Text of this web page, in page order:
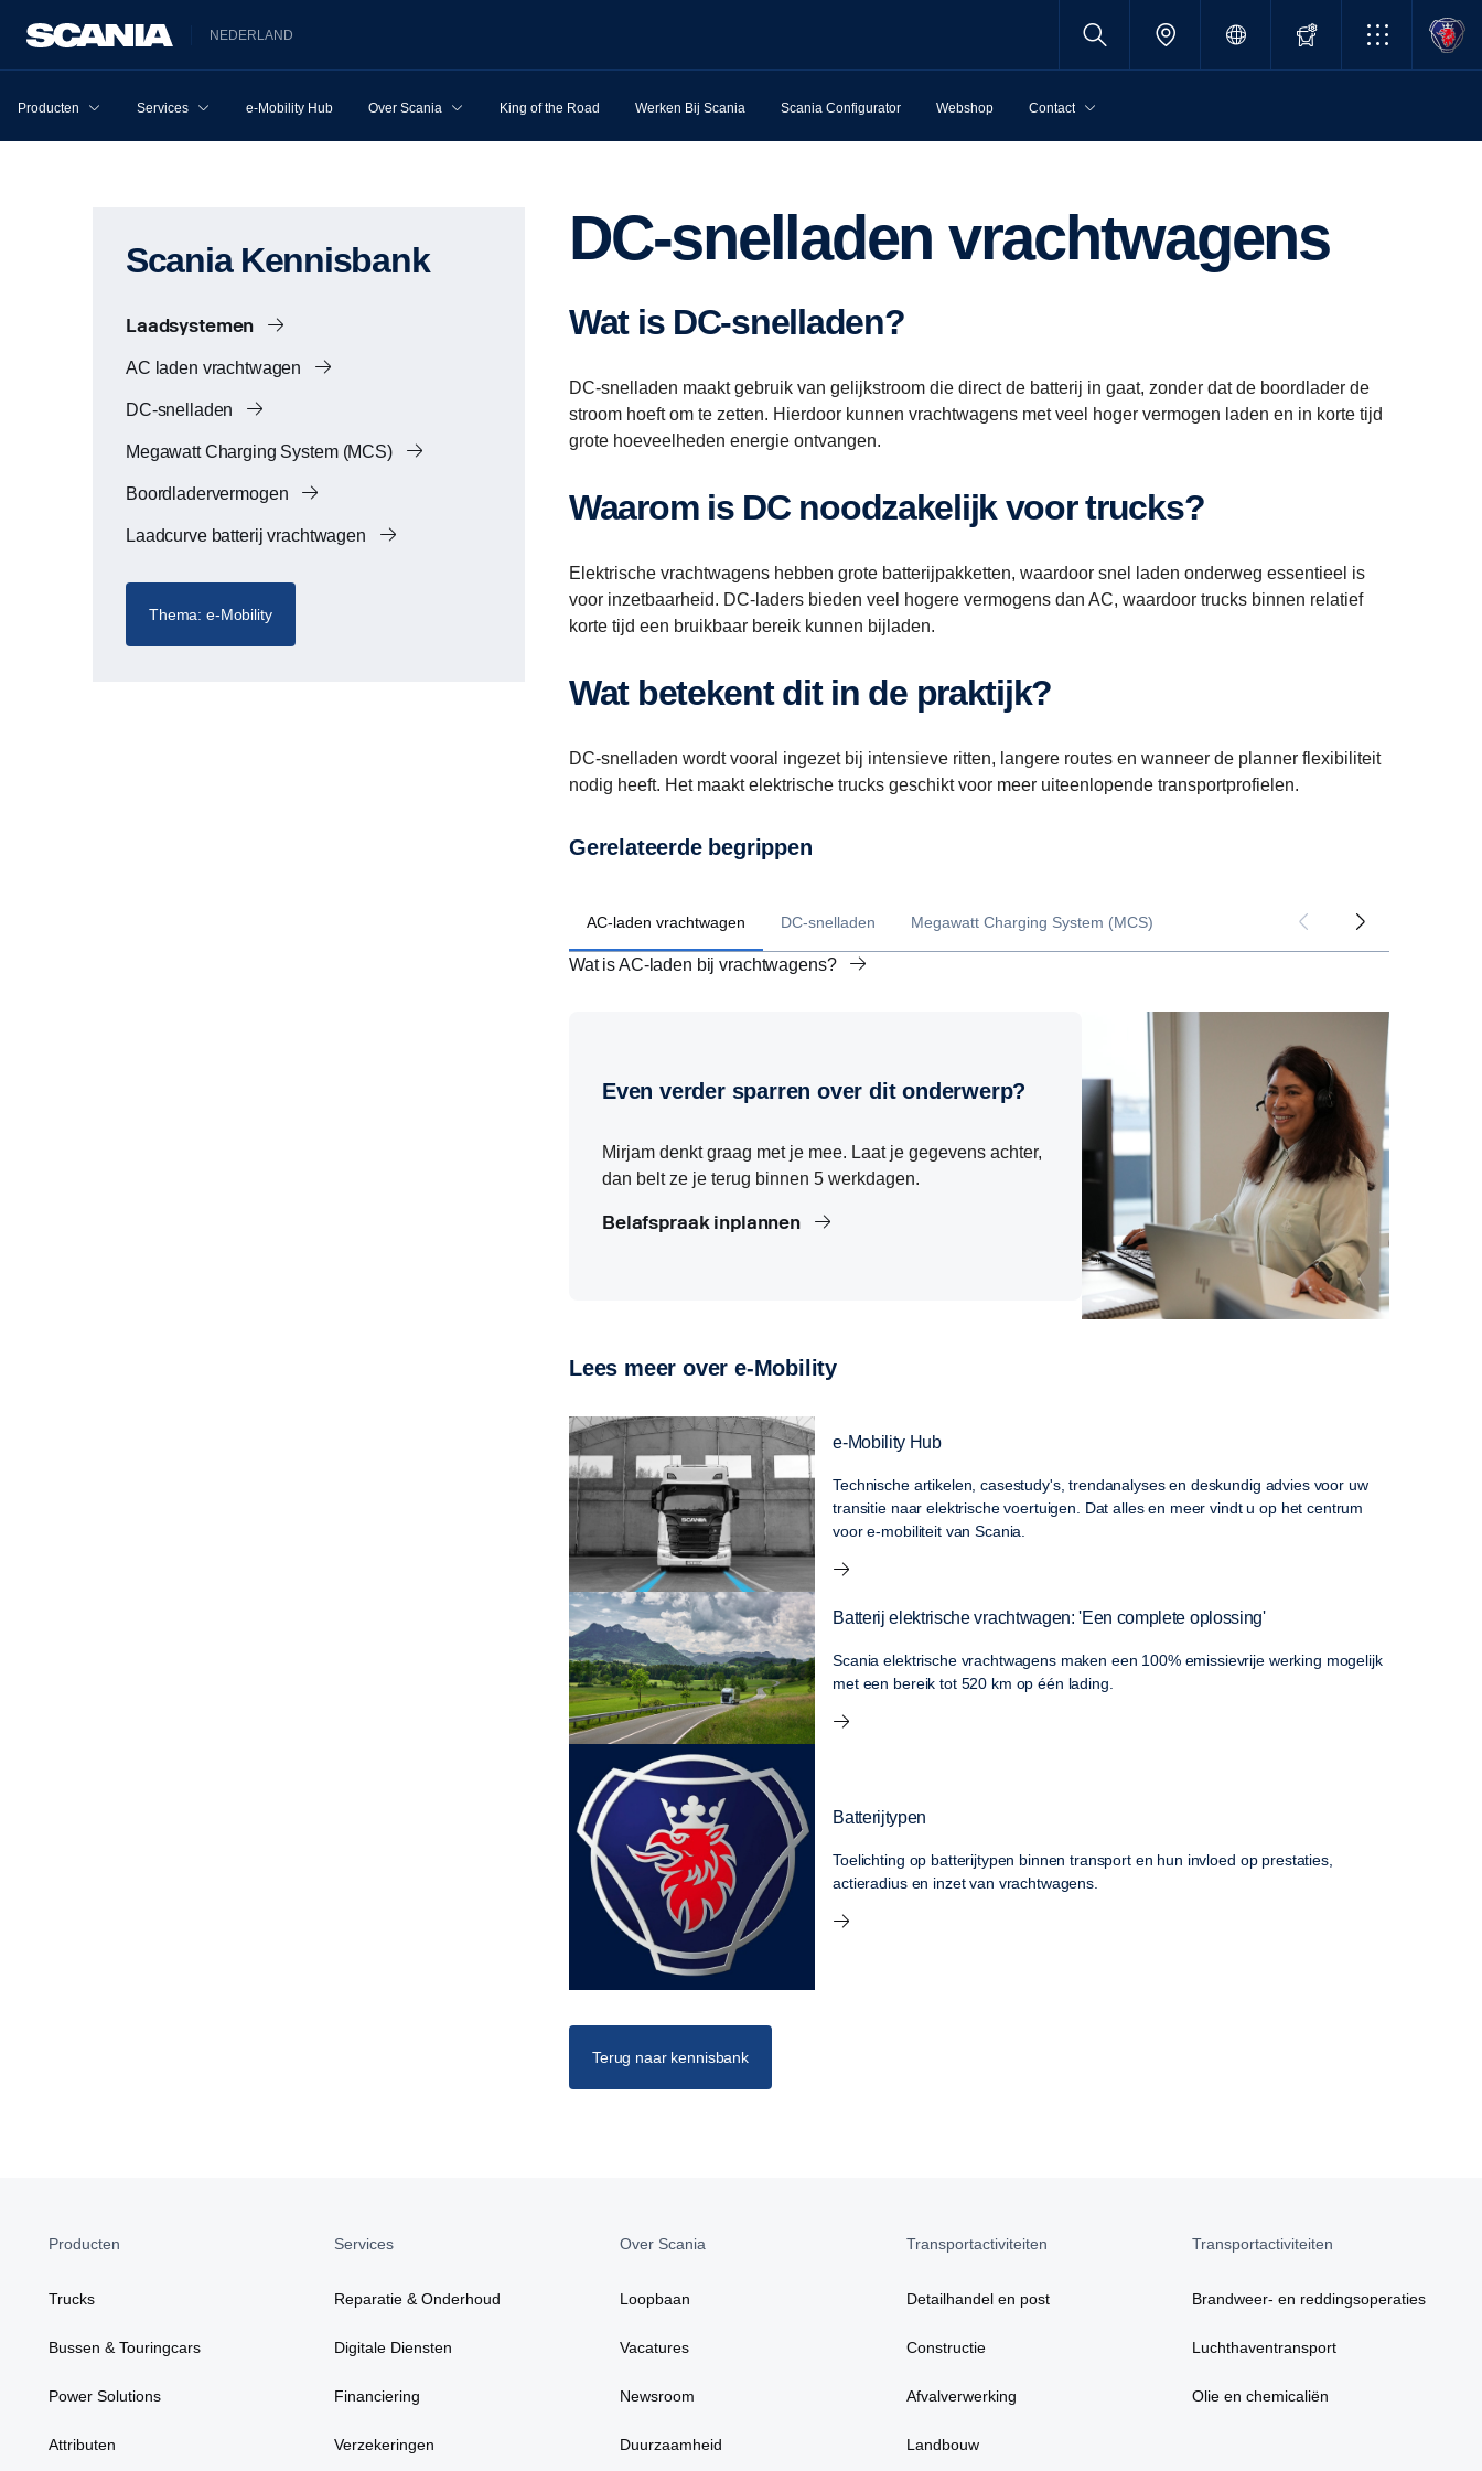
NEDERLAND
Producten Services e-Mobility Hub Over Scania King of the Road Werken Bij Scania Scania Configurator Webshop Contact
Scania Kennisbank
Laadsystemen
AC laden vrachtwagen
DC-snelladen
Megawatt Charging System (MCS)
Boordladervermogen
Laadcurve batterij vrachtwagen
Thema: e-Mobility
DC-snelladen vrachtwagens
Wat is DC-snelladen?
DC-snelladen maakt gebruik van gelijkstroom die direct de batterij in gaat, zonder dat de boordlader de
stroom hoeft om te zetten. Hierdoor kunnen vrachtwagens met veel hoger vermogen laden en in korte tijd
grote hoeveelheden energie ontvangen.
Waarom is DC noodzakelijk voor trucks?
Elektrische vrachtwagens hebben grote batterijpakketten, waardoor snel laden onderweg essentieel is
voor inzetbaarheid. DC-laders bieden veel hogere vermogens dan AC, waardoor trucks binnen relatief
korte tijd een bruikbaar bereik kunnen bijladen.
Wat betekent dit in de praktijk?
DC-snelladen wordt vooral ingezet bij intensieve ritten, langere routes en wanneer de planner flexibiliteit
nodig heeft. Het maakt elektrische trucks geschikt voor meer uiteenlopende transportprofielen.
Gerelateerde begrippen
AC-laden vrachtwagen DC-snelladen Megawatt Charging System (MCS)
Wat is AC-laden bij vrachtwagens?
Even verder sparren over dit onderwerp?
Mirjam denkt graag met je mee. Laat je gegevens achter,
dan belt ze je terug binnen 5 werkdagen.
Belafspraak inplannen
Lees meer over e-Mobility
e-Mobility Hub
Technische artikelen, casestudy's, trendanalyses en deskundig advies voor uw
transitie naar elektrische voertuigen. Dat alles en meer vindt u op het centrum
voor e-mobiliteit van Scania.
Batterij elektrische vrachtwagen: 'Een complete oplossing'
Scania elektrische vrachtwagens maken een 100% emissievrije werking mogelijk
met een bereik tot 520 km op één lading.
Batterijtypen
Toelichting op batterijtypen binnen transport en hun invloed op prestaties,
actieradius en inzet van vrachtwagens.
Terug naar kennisbank
Producten
Trucks
Bussen & Touringcars
Power Solutions
Attributen
Services
Reparatie & Onderhoud
Digitale Diensten
Financiering
Verzekeringen
Over Scania
Loopbaan
Vacatures
Newsroom
Duurzaamheid
Transportactiviteiten
Detailhandel en post
Constructie
Afvalverwerking
Landbouw
Transportactiviteiten
Brandweer- en reddingsoperaties
Luchthaventransport
Olie en chemicaliën